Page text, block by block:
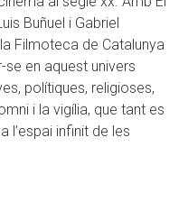
Buñuel i Gabriel
Filmoteca de Catalunya
se en aquest univers
polítiques, religioses,
i la vigília, que tant es
l’espai infinit de les